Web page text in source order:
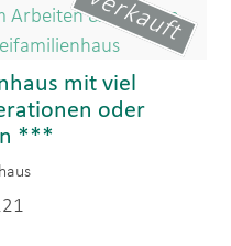
verkauft
mit viel
oder
***